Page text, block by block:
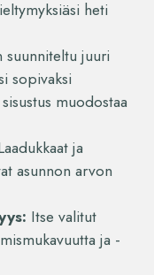
heti
suunniteltu juuri
sopivaksi
muodostaa
ja
asunnon arvon
Itse valitut
ja -